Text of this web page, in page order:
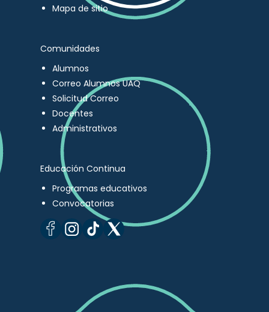
Mapa de sitio
Comunidades
Alumnos
Correo Alumnos UAQ
Solicitud Correo
Docentes
Administrativos
Educación Continua
Programas educativos
Convocatorias